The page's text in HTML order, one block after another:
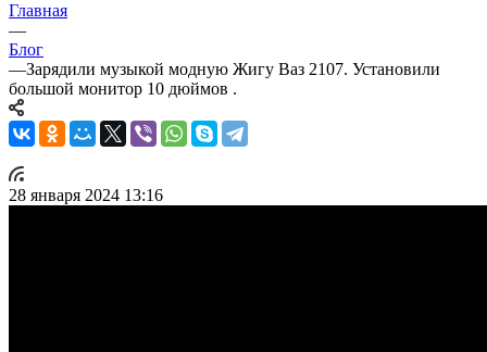
Главная
—
Блог
—Зарядили музыкой модную Жигу Ваз 2107. Установили
большой монитор 10 дюймов .
28 января 2024 13:16